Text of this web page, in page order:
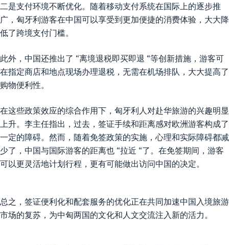
二是支付环境不断优化。随着移动支付系统在国际上的逐步推
广，匈牙利游客在中国可以享受到更加便捷的消费体验，大大降
低了跨境支付门槛。
此外，中国还推出了 “离境退税即买即退 “等创新措施，游客可
在指定商店和地点现场办理退税，无需在机场排队，大大提高了
购物便利性。
在这些政策效应的综合作用下，匈牙利人对赴华旅游的兴趣明显
上升。李主任指出，过去，签证手续和距离感对欧洲游客构成了
一定的障碍。然而，随着免签政策的实施，心理和实际障碍都减
少了，中国与国际游客的距离也 “拉近 “了。在免签期间，游客
可以更灵活地计划行程，更有可能做出访问中国的决定。
总之，签证便利化和配套服务的优化正在共同加速中国入境旅游
市场的复苏，为中匈两国的文化和人文交流注入新的活力。